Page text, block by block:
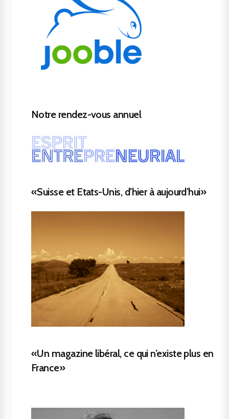
Notre rendez-vous annuel
«Suisse et Etats-Unis, d’hier à aujourd’hui»
«Un magazine libéral, ce qui n’existe plus en
France»